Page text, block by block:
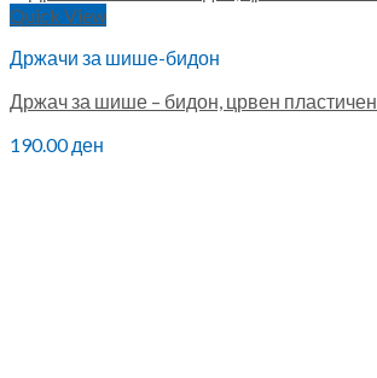
Quick View
Држачи за шише-бидон
Држач за шише – бидон, црвен пластичен
190.00ден